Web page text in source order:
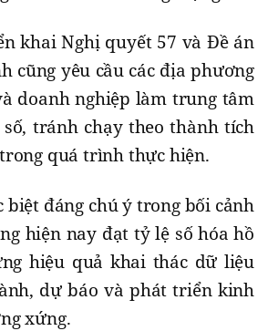
khai Nghị quyết 57 và Đề án
cũng yêu cầu các địa phương
doanh nghiệp làm trung tâm
tránh chạy theo thành tích
quá trình thực hiện.
biệt đáng chú ý trong bối cảnh
hiện nay đạt tỷ lệ số hóa hồ
hiệu quả khai thác dữ liệu
dự báo và phát triển kinh
xứng.